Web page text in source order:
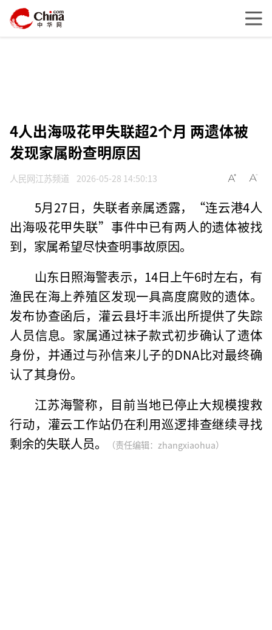
4人出海吸花甲失联超2个月 两遗体被
发现家属盼查明原因
人民网江苏频道 2026-05-28 14:50:13
5月27日，失联者亲属透露，“连云港4人
出海吸花甲失联”事件中已有两人的遗体被找
到，家属希望尽快查明事故原因。
山东日照海警表示，14日上午6时左右，有
渔民在海上养殖区发现一具高度腐败的遗体。
发布协查函后，灌云县圩丰派出所提供了失踪
人员信息。家属通过袜子款式初步确认了遗体
身份，并通过与孙信来儿子的DNA比对最终确
认了其身份。
江苏海警称，目前当地已停止大规模搜救
行动，灌云工作站仍在利用巡逻排查继续寻找
剩余的失联人员。
（责任编辑：zhangxiaohua）